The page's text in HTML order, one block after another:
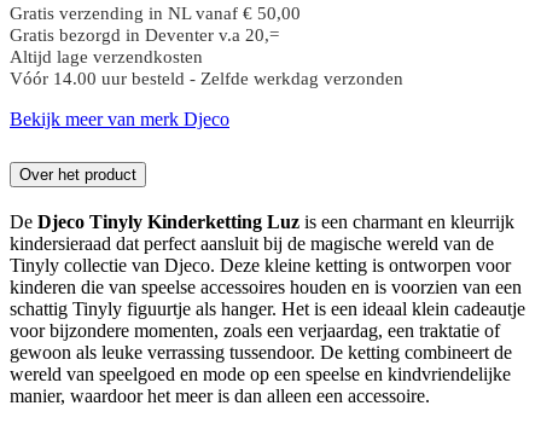
Gratis verzending in NL vanaf € 50,00
Gratis bezorgd in Deventer v.a 20,=
Altijd lage verzendkosten
Vóór 14.00 uur besteld - Zelfde werkdag verzonden
Bekijk meer van merk Djeco
Over het product
De Djeco Tinyly Kinderketting Luz is een charmant en kleurrijk
kindersieraad dat perfect aansluit bij de magische wereld van de
Tinyly collectie van Djeco. Deze kleine ketting is ontworpen voor
kinderen die van speelse accessoires houden en is voorzien van een
schattig Tinyly figuurtje als hanger. Het is een ideaal klein cadeautje
voor bijzondere momenten, zoals een verjaardag, een traktatie of
gewoon als leuke verrassing tussendoor. De ketting combineert de
wereld van speelgoed en mode op een speelse en kindvriendelijke
manier, waardoor het meer is dan alleen een accessoire.